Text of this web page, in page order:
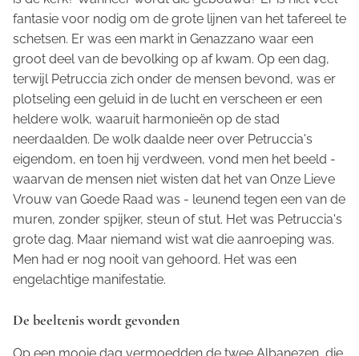
fantasie voor nodig om de grote lijnen van het tafereel te
schetsen. Er was een markt in Genazzano waar een
groot deel van de bevolking op af kwam. Op een dag,
terwijl Petruccia zich onder de mensen bevond, was er
plotseling een geluid in de lucht en verscheen er een
heldere wolk, waaruit harmonieën op de stad
neerdaalden. De wolk daalde neer over Petruccia's
eigendom, en toen hij verdween, vond men het beeld -
waarvan de mensen niet wisten dat het van Onze Lieve
Vrouw van Goede Raad was - leunend tegen een van de
muren, zonder spijker, steun of stut. Het was Petruccia's
grote dag. Maar niemand wist wat die aanroeping was.
Men had er nog nooit van gehoord. Het was een
engelachtige manifestatie.
De beeltenis wordt gevonden